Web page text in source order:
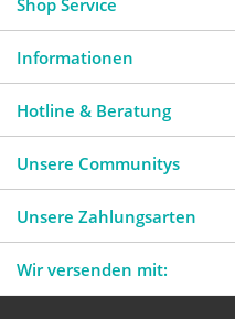
Shop Service
Informationen
Hotline & Beratung
Unsere Communitys
Unsere Zahlungsarten
Wir versenden mit: